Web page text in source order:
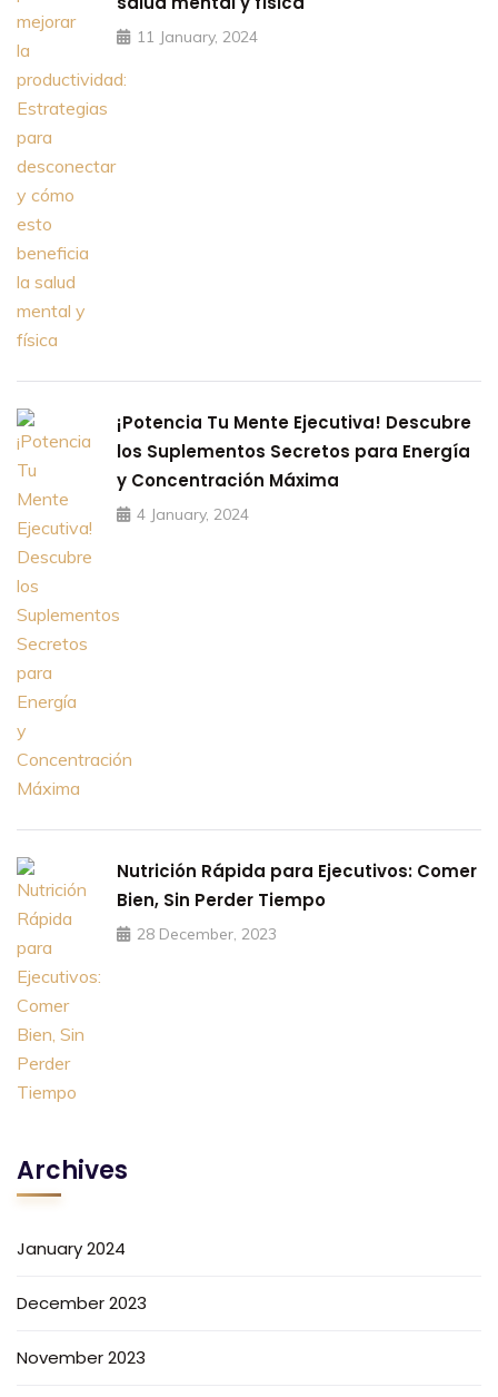
11 January, 2024
¡Potencia Tu Mente Ejecutiva! Descubre
los Suplementos Secretos para Energía
y Concentración Máxima
4 January, 2024
Nutrición Rápida para Ejecutivos: Comer
Bien, Sin Perder Tiempo
28 December, 2023
Archives
January 2024
December 2023
November 2023